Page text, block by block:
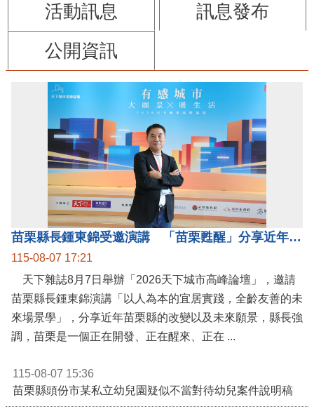
活動訊息
訊息發布
公開資訊
苗栗縣長鍾東錦受邀演講 「苗栗甦醒」分享近年轉變
115-08-07 17:21
天下雜誌8月7日舉辦「2026天下城市高峰論壇」，邀請
苗栗縣長鍾東錦演講「以人為本的宜居實踐，全齡友善的未
來場景學」，分享近年苗栗縣的改變以及未來願景，縣長強
調，苗栗是一個正在開發、正在醒來、正在 ...
115-08-07 15:36
苗栗縣頭份市某私立幼兒園疑似不當對待幼兒案件說明稿